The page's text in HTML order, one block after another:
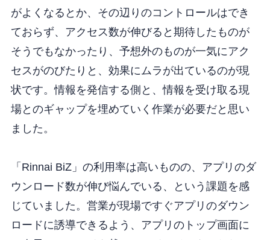
がよくなるとか、その辺りのコントロールはでき
ておらず、アクセス数が伸びると期待したものが
そうでもなかったり、予想外のものが一気にアク
セスがのびたりと、効果にムラが出ているのが現
状です。情報を発信する側と、情報を受け取る現
場とのギャップを埋めていく作業が必要だと思い
ました。
「Rinnai BiZ」の利用率は高いものの、アプリのダ
ウンロード数が伸び悩んでいる、という課題を感
じていました。営業が現場ですぐアプリのダウン
ロードに誘導できるよう、アプリのトップ画面に